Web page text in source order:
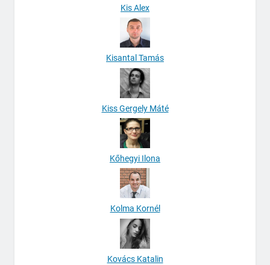
Kis Alex
Kisantal Tamás
Kiss Gergely Máté
Kőhegyi Ilona
Kolma Kornél
Kovács Katalin